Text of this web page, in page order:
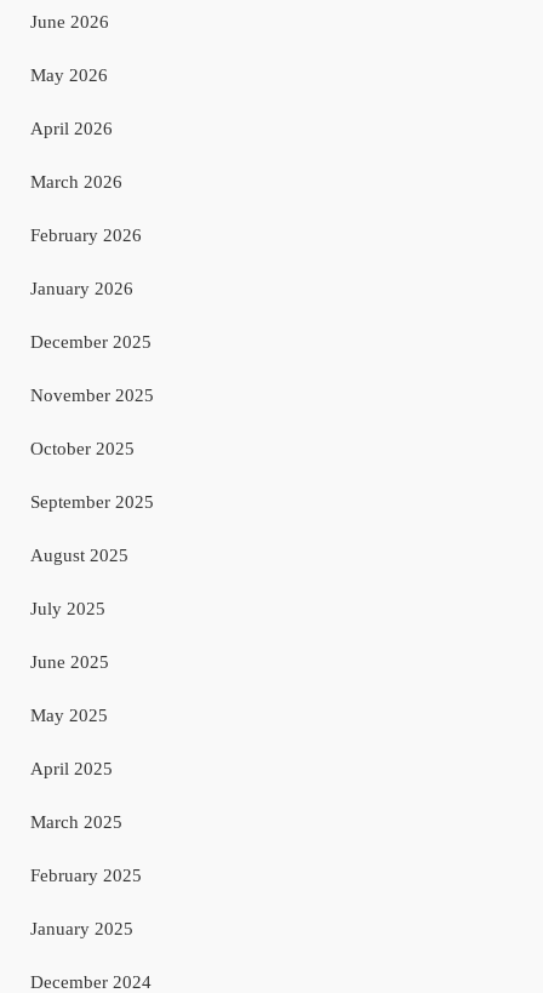
June 2026
May 2026
April 2026
March 2026
February 2026
January 2026
December 2025
November 2025
October 2025
September 2025
August 2025
July 2025
June 2025
May 2025
April 2025
March 2025
February 2025
January 2025
December 2024